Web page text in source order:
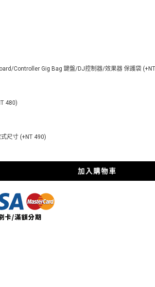
Controller Gig Bag 鍵盤/DJ控制器/效果器 保護袋
480)
尺寸 (+NT 490)
加入購物車